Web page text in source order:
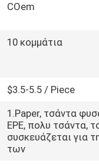
COem
10 κομμάτια
$3.5-5.5 / Piece
1.Paper, τσάντα
EPE, πολυ τσάντα,
συσκευάζεται για
των